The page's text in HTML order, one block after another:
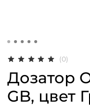
(0)
Дозатор
GB, цвет